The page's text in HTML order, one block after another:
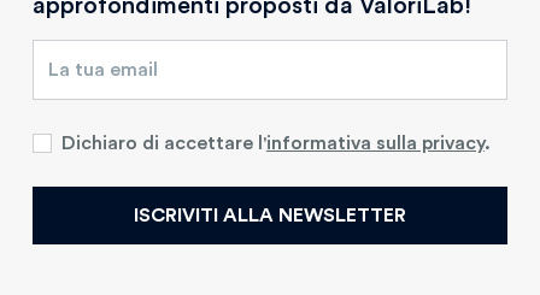
approfondimenti proposti da ValoriLab!
Dichiaro di accettare l'informativa sulla privacy.
ISCRIVITI ALLA NEWSLETTER